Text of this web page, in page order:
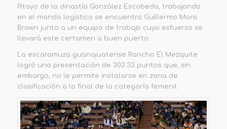
Pitayo de la dinastía González Escobedo, trabajando
en el mando logístico se encuentra Guillermo Mora
Brown junto a un equipo de trabajo cuyo esfuerzo se
llevará este certamen a buen puerto.
La escaramuza guanajuatense Rancho El Mezquite
logró una presentación de 302.33 puntos que, sin
embargo, no le permite instalarse en zona de
clasificación a la final de la categoría femenil.